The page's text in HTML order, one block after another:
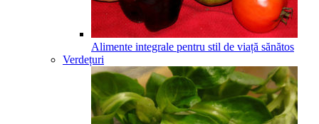
Alimente integrale pentru stil de viață sănătos
Verdețuri